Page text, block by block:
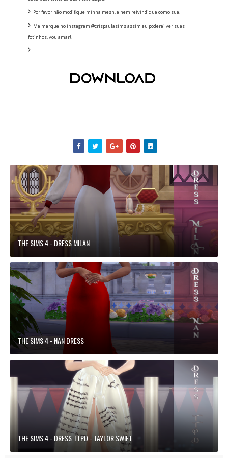
Por favor não modifique minha mesh, e nem reivindique como sua!
Me marque no instagram @crispaulasims assim eu poderei ver suas
fotinhos, vou amar!!
THE SIMS 4 - DRESS MILAN
THE SIMS 4 - NAN DRESS
THE SIMS 4 - DRESS TTPD - TAYLOR SWIFT